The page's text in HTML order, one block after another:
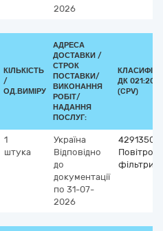
2026
КІЛЬКІСТЬ
/
ОД.ВИМІРУ
АДРЕСА
ДОСТАВКИ /
СТРОК
ПОСТАВКИ/
ВИКОНАННЯ
РОБІТ/
НАДАННЯ
ПОСЛУГ:
ДК 021:2015
(CPV)
1
штука
Україна
Відповідно
до
документації
по 31-07-
2026
фільтри